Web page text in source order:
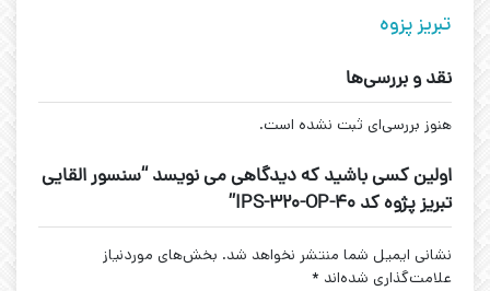
تبریز پزوه
نقد و بررسی‌ها
هنوز بررسی‌ای ثبت نشده است.
اولین کسی باشید که دیدگاهی می نویسد “سنسور القایی
تبریز پژوه کد IPS-320-OP-40”
نشانی ایمیل شما منتشر نخواهد شد. بخش‌های موردنیاز
علامت‌گذاری شده‌اند *